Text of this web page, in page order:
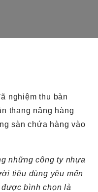
nghiệm thu bàn
thang nâng hàng
sàn chứa hàngvào
những công ty nhựa
tiêu dùng yêu mến
bình chọn là